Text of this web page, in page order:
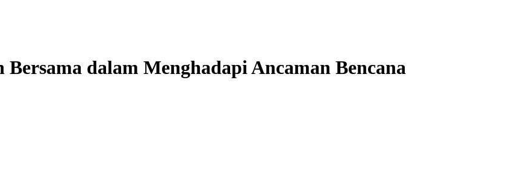
dalam Menghadapi Ancaman Bencana